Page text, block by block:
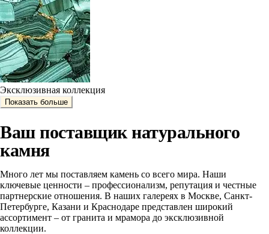
Эксклюзивная коллекция
Показать больше
Ваш поставщик натурального
камня
Много лет мы поставляем камень со всего мира. Наши
ключевые ценности – профессионализм, репутация и честные
партнерские отношения. В наших галереях в Москве, Санкт-
Петербурге, Казани и Краснодаре представлен широкий
ассортимент – от гранита и мрамора до эксклюзивной
коллекции.